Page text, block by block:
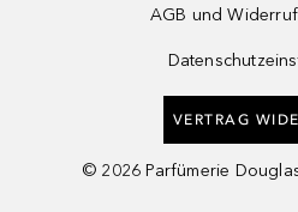
AGB und
VERTRAG
© 2026 Parfümerie